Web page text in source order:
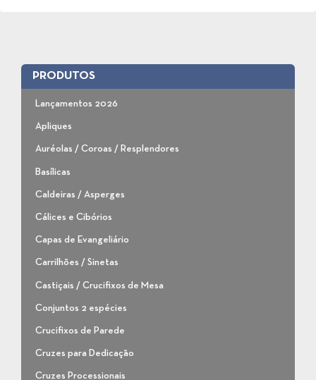
PRODUTOS
Lançamentos 2026
Apliques
Auréolas / Coroas / Resplendores
Basílicas
Caldeiras / Asperges
Cálices e Cibórios
Capas de Evangeliário
Carrilhões / Sinetas
Castiçais / Crucifixos de Mesa
Conjuntos 2 espécies
Crucifixos de Parede
Cruzes para Dedicação
Cruzes Processionais